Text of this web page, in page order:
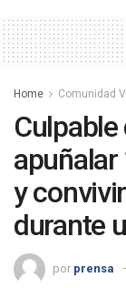
Home Comunidad
apuñalar
y
durante
por prensa